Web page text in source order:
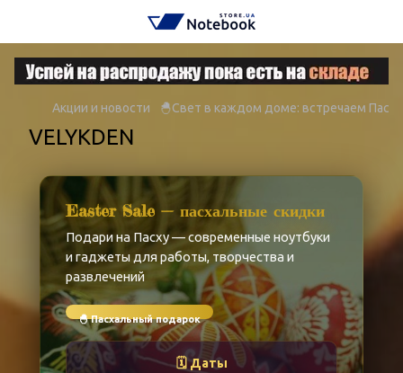
Акции и новости 🐣Свет в каждом доме: встречаем
VELYKDEN
Easter Sale — пасхальные скидки
Подари на Пасху — современные ноутбуки
и гаджеты для работы, творчества и
развлечений
🐣 Пасхальный подарок
🗓️ Даты